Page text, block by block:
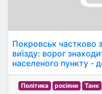
Покровськ частково
виїзду: ворог
населеного пункту -
Політика росіяни Танк